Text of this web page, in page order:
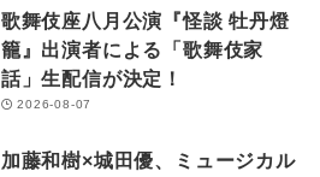
歌舞伎座八月公演『怪談 牡丹燈
籠』出演者による「歌舞伎家
話」生配信が決定！
2026-08-07
加藤和樹×城田優、ミュージカル